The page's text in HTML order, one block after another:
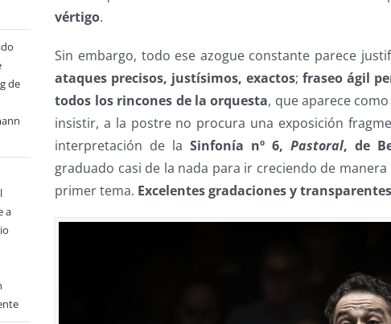
de
a
vértigo.
Sin embargo, todo ese azogue constante parece
ataques precisos, justísimos, exactos;fraseo ágil
todos los rincones de la orquesta, que aparece
insistir, a la postre no procura una exposición
interpretación de laSinfonía nº 6, Pastoral, de
graduado casi de la nada para ir creciendo de
primer tema. Excelentes gradaciones y